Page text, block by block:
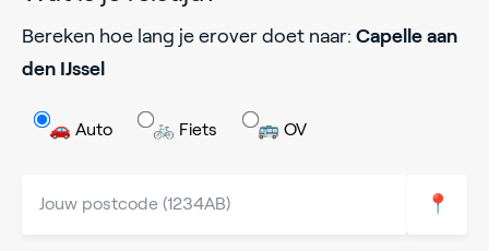
Bereken hoe lang je erover doet naar: Capelle aan
den IJssel
🚗 Auto 🚲 Fiets 🚌 OV
📍